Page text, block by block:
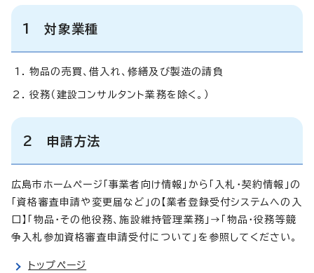
1 対象業種
物品の売買、借入れ、修繕及び製造の請負
役務（建設コンサルタント業務を除く。）
2 申請方法
広島市ホームページ「事業者向け情報」から「入札・契約情報」の
「資格審査申請や変更届など」の【業者登録受付システムへの入
口】「物品・その他役務、施設維持管理業務」→「物品・役務等競
争入札参加資格審査申請受付について」を参照してください。
トップページ